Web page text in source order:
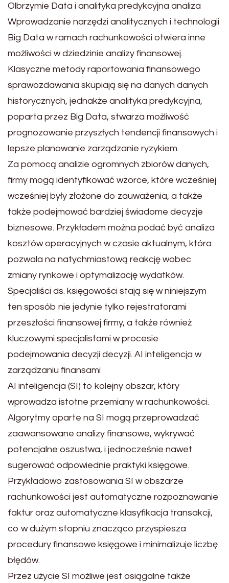
Olbrzymie Data i analityka predykcyjna analiza
Wprowadzanie narzędzi analitycznych i technologii
Big Data w ramach rachunkowości otwiera inne
możliwości w dziedzinie analizy finansowej.
Klasyczne metody raportowania finansowego
sprawozdawania skupiają się na danych danych
historycznych, jednakże analityka predykcyjna,
poparta przez Big Data, stwarza możliwość
prognozowanie przyszłych tendencji finansowych i
lepsze planowanie zarządzanie ryzykiem.
Za pomocą analizie ogromnych zbiorów danych,
firmy mogą identyfikować wzorce, które wcześniej
wcześniej były złożone do zauważenia, a także
także podejmować bardziej świadome decyzje
biznesowe. Przykładem można podać być analiza
kosztów operacyjnych w czasie aktualnym, która
pozwala na natychmiastową reakcję wobec
zmiany rynkowe i optymalizację wydatków.
Specjaliści ds. księgowości stają się w niniejszym
ten sposób nie jedynie tylko rejestratorami
przeszłości finansowej firmy, a także również
kluczowymi specjalistami w procesie
podejmowania decyzji decyzji. AI inteligencja w
zarządzaniu finansami
AI inteligencja (SI) to kolejny obszar, który
wprowadza istotne przemiany w rachunkowości.
Algorytmy oparte na SI mogą przeprowadzać
zaawansowane analizy finansowe, wykrywać
potencjalne oszustwa, i jednocześnie nawet
sugerować odpowiednie praktyki księgowe.
Przykładowo zastosowania SI w obszarze
rachunkowości jest automatyczne rozpoznawanie
faktur oraz automatyczne klasyfikacja transakcji,
co w dużym stopniu znacząco przyspiesza
procedury finansowe księgowe i minimalizuje liczbę
błędów.
Przez użycie SI możliwe jest osiągalne także